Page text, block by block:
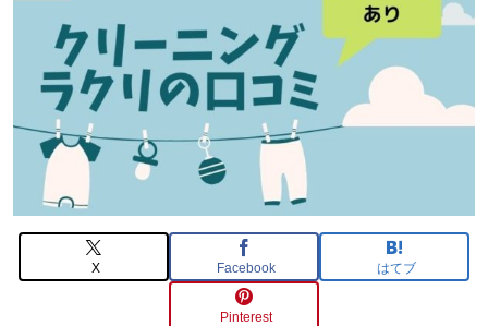
X Facebook はてブ
Pinterest